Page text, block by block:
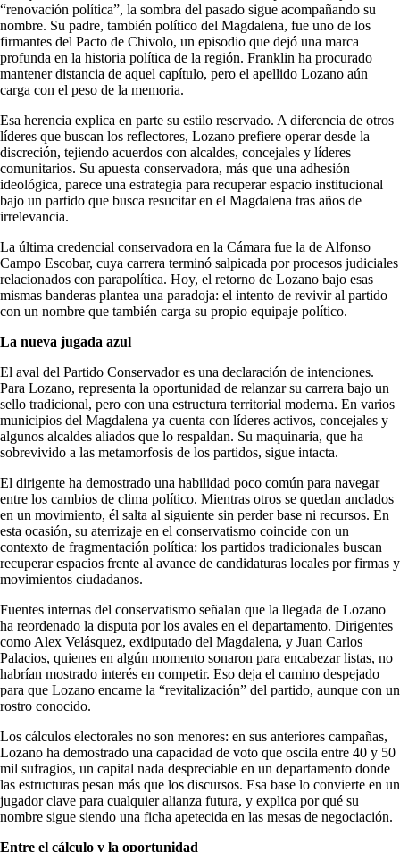
“renovación política”, la sombra del pasado sigue acompañando su
nombre. Su padre, también político del Magdalena, fue uno de los
firmantes del Pacto de Chivolo, un episodio que dejó una marca
profunda en la historia política de la región. Franklin ha procurado
mantener distancia de aquel capítulo, pero el apellido Lozano aún
carga con el peso de la memoria.
Esa herencia explica en parte su estilo reservado. A diferencia de otros
líderes que buscan los reflectores, Lozano prefiere operar desde la
discreción, tejiendo acuerdos con alcaldes, concejales y líderes
comunitarios. Su apuesta conservadora, más que una adhesión
ideológica, parece una estrategia para recuperar espacio institucional
bajo un partido que busca resucitar en el Magdalena tras años de
irrelevancia.
La última credencial conservadora en la Cámara fue la de Alfonso
Campo Escobar, cuya carrera terminó salpicada por procesos judiciales
relacionados con parapolítica. Hoy, el retorno de Lozano bajo esas
mismas banderas plantea una paradoja: el intento de revivir al partido
con un nombre que también carga su propio equipaje político.
La nueva jugada azul
El aval del Partido Conservador es una declaración de intenciones.
Para Lozano, representa la oportunidad de relanzar su carrera bajo un
sello tradicional, pero con una estructura territorial moderna. En varios
municipios del Magdalena ya cuenta con líderes activos, concejales y
algunos alcaldes aliados que lo respaldan. Su maquinaria, que ha
sobrevivido a las metamorfosis de los partidos, sigue intacta.
El dirigente ha demostrado una habilidad poco común para navegar
entre los cambios de clima político. Mientras otros se quedan anclados
en un movimiento, él salta al siguiente sin perder base ni recursos. En
esta ocasión, su aterrizaje en el conservatismo coincide con un
contexto de fragmentación política: los partidos tradicionales buscan
recuperar espacios frente al avance de candidaturas locales por firmas y
movimientos ciudadanos.
Fuentes internas del conservatismo señalan que la llegada de Lozano
ha reordenado la disputa por los avales en el departamento. Dirigentes
como Alex Velásquez, exdiputado del Magdalena, y Juan Carlos
Palacios, quienes en algún momento sonaron para encabezar listas, no
habrían mostrado interés en competir. Eso deja el camino despejado
para que Lozano encarne la “revitalización” del partido, aunque con un
rostro conocido.
Los cálculos electorales no son menores: en sus anteriores campañas,
Lozano ha demostrado una capacidad de voto que oscila entre 40 y 50
mil sufragios, un capital nada despreciable en un departamento donde
las estructuras pesan más que los discursos. Esa base lo convierte en un
jugador clave para cualquier alianza futura, y explica por qué su
nombre sigue siendo una ficha apetecida en las mesas de negociación.
Entre el cálculo y la oportunidad